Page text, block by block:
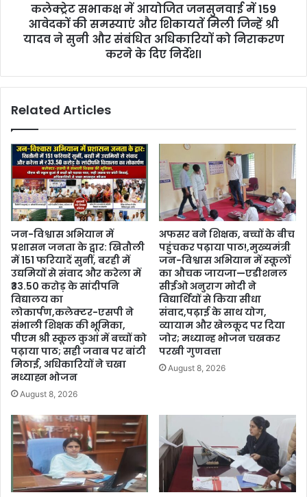
कलेक्ट्रेट सभाकक्ष में आयोजित जनसुनवाई में 159
आवेदकों की समस्याएं और शिकायतें मिली जिन्हें श्री
यादव ने सुनी और संबंधित अधिकारियों को निराकरण
करने के दिए निर्देश।
Related Articles
जन-विश्वास अभियान में
प्रशासन जनता के द्वार: खितौली
में 151 फरियादें सुनीं, बरही में
उद्यमियों से संवाद और करेला में
₹33.50 करोड़ के सांदीपनि
विद्यालय का
लोकार्पण,कलेक्टर-एसपी ने
संभाली शिक्षक की भूमिका,
पीएम श्री स्कूल कुआं में बच्चों को
पढ़ाया पाठ; सही जवाब पर बांटी
मिठाई, अधिकारियों ने चखा
मध्याह्न भोजन
August 8, 2026
अफसर बने शिक्षक, बच्चों के बीच
पहुंचकर पढ़ाया पाठ!,मुख्यमंत्री
जन-विश्वास अभियान में स्कूलों
का औचक जायजा—एडीशनल
सीईओ अनुराग मोदी ने
विद्यार्थियों से किया सीधा
संवाद,पढ़ाई के साथ योग,
व्यायाम और खेलकूद पर दिया
जोर; मध्यान्ह भोजन चखकर
परखी गुणवत्ता
August 8, 2026